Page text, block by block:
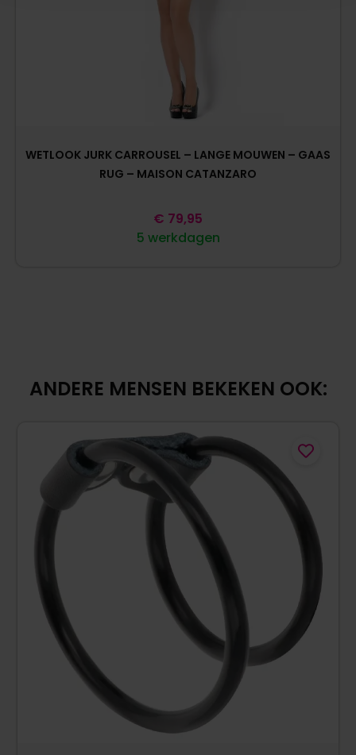
WETLOOK JURK CARROUSEL – LANGE MOUWEN – GAAS
RUG – MAISON CATANZARO
5 werkdagen
€ 79,95
ANDERE MENSEN BEKEKEN OOK: